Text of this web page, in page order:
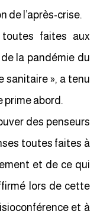
de l’après-crise.
toutes faites aux
la pandémie du
sanitaire », a tenu
prime abord.
des penseurs
toutes faites à
et de ce qui
lors de cette
et à